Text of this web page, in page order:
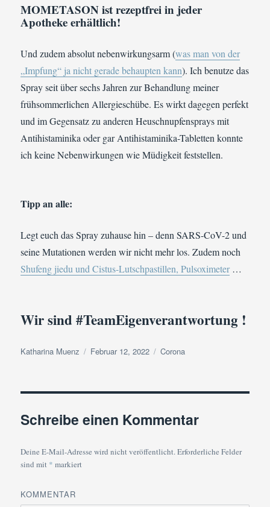
MOMETASON ist rezeptfrei in jeder
Apotheke erhältlich!
Und zudem absolut nebenwirkungsarm (was man von der
„Impfung“ ja nicht gerade behaupten kann). Ich benutze das
Spray seit über sechs Jahren zur Behandlung meiner
frühsommerlichen Allergieschübe. Es wirkt dagegen perfekt
und im Gegensatz zu anderen Heuschnupfensprays mit
Antihistaminika oder gar Antihistaminika-Tabletten konnte
ich keine Nebenwirkungen wie Müdigkeit feststellen.
Tipp an alle:
Legt euch das Spray zuhause hin – denn SARS-CoV-2 und
seine Mutationen werden wir nicht mehr los. Zudem noch
Shufeng jiedu und Cistus-Lutschpastillen, Pulsoximeter…
Wir sind #TeamEigenverantwortung !
Autor
Katharina Muenz
Veröffentlicht
Februar 12, 2022 Kategorien
Corona
Schreibe einen Kommentar
Deine E-Mail-Adresse wird nicht veröffentlicht.Erforderliche Felder
sind mit * markiert
KOMMENTAR